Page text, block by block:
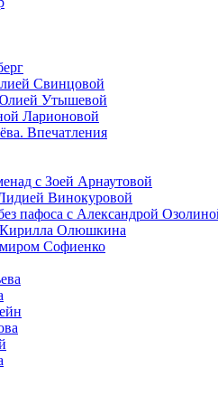
Свинцовой
Утышевой
Ларионовой
Впечатления
с Зоей Арнаутовой
Винокуровой
пафоса с Александрой
Олюшкина
Софиенко